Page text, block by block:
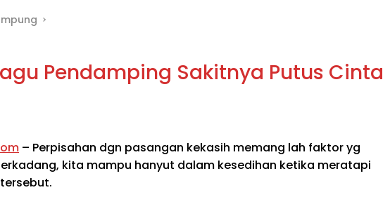
Pendamping Sakitnya Putus Cinta
– Perpisahan dgn pasangan kekasih memang lah faktoryg
kita mampu hanyut dalam kesedihan ketika meratapi